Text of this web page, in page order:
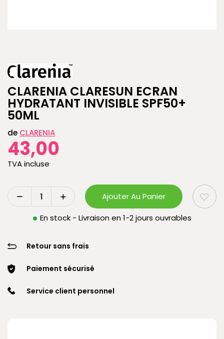
CLARENIA CLARESUN ECRAN
HYDRATANT INVISIBLE SPF50+
50ML
de CLARENIA
43,00
TVA incluse
Ajouter Au Panier
En stock - Livraison en 1-2 jours ouvrables
Retour sans frais
Paiement sécurisé
Service client personnel